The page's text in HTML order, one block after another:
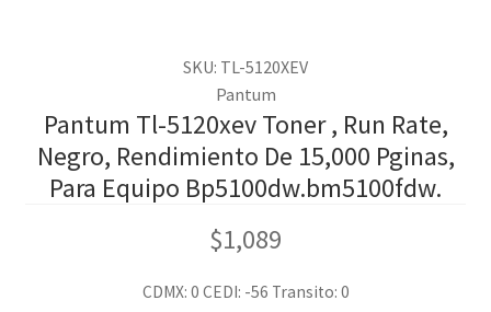
SKU: TL-5120XEV
Pantum
Pantum Tl-5120xev Toner , Run Rate,
Negro, Rendimiento De 15,000 Pginas,
Para Equipo Bp5100dw.bm5100fdw.
$1,089
CDMX: 0 CEDI: -56 Transito: 0